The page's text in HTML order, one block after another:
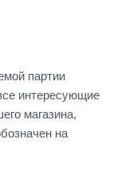
партии
интересующие
магазина,
на